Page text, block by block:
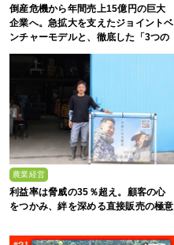
倒産危機から年間売上15億円の巨大
企業へ。急拡大を支えたジョイントベ
ンチャーモデルと、徹底した「3つの
ルール」
農業経営
利益率は脅威の35％超え。顧客の心
をつかみ、絆を深める直接販売の極意